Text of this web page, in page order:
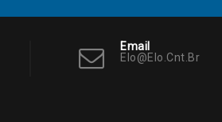
Email
Elo@elo.cnt.br